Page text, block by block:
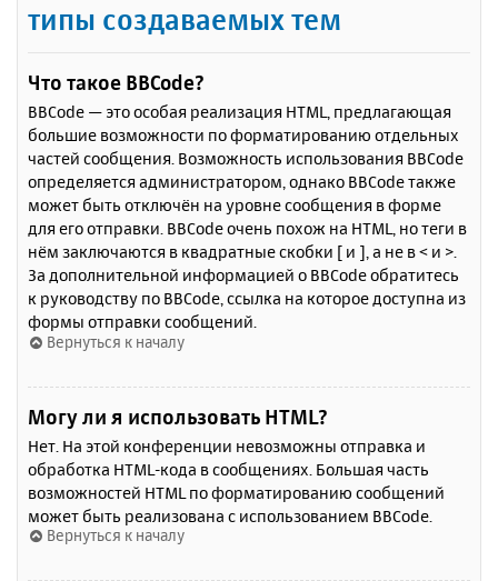
типы создаваемых тем
Что такое BBCode?
BBCode — это особая реализация HTML, предлагающая
большие возможности по форматированию отдельных
частей сообщения. Возможность использования BBCode
определяется администратором, однако BBCode также
может быть отключён на уровне сообщения в форме
для его отправки. BBCode очень похож на HTML, но теги в
нём заключаются в квадратные скобки [ и ], а не в < и >.
За дополнительной информацией о BBCode обратитесь
к руководству по BBCode, ссылка на которое доступна из
формы отправки сообщений.
Вернуться к началу
Могу ли я использовать HTML?
Нет. На этой конференции невозможны отправка и
обработка HTML-кода в сообщениях. Большая часть
возможностей HTML по форматированию сообщений
может быть реализована с использованием BBCode.
Вернуться к началу